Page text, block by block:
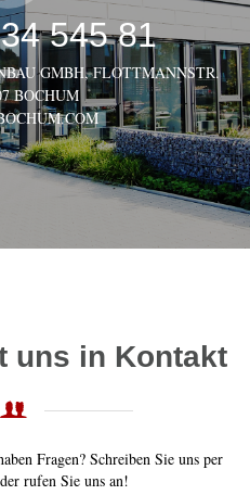
545 81
GMBH, FLOTTMANNSTR.
BOCHUM
uns in Kontakt
Fragen? Schreiben Sie uns per
rufen Sie uns an!